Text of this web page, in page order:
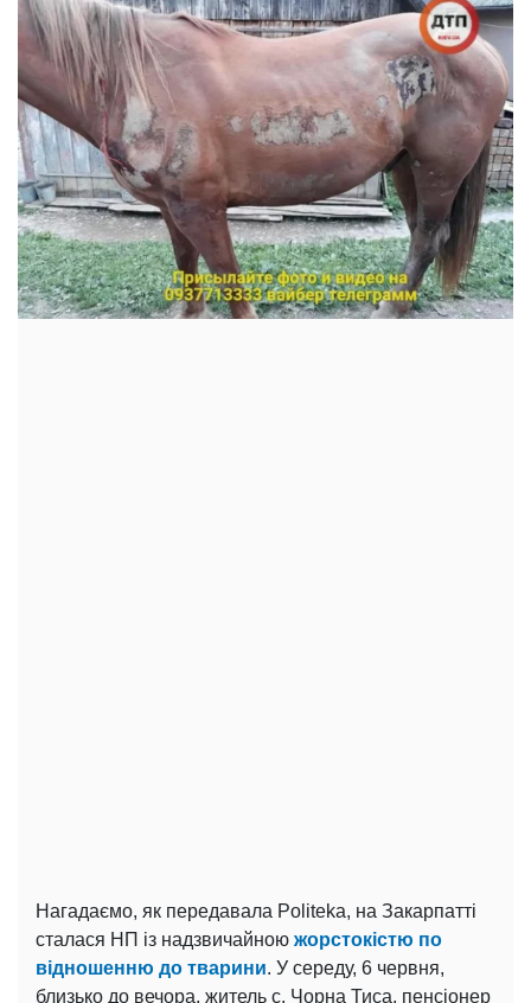
Нагадаємо, як передавала Politeka, на Закарпатті
сталася НП із надзвичайною жорстокістю по
відношенню до тварини. У середу, 6 червня,
близько до вечора, житель с. Чорна Тиса, пенсіонер